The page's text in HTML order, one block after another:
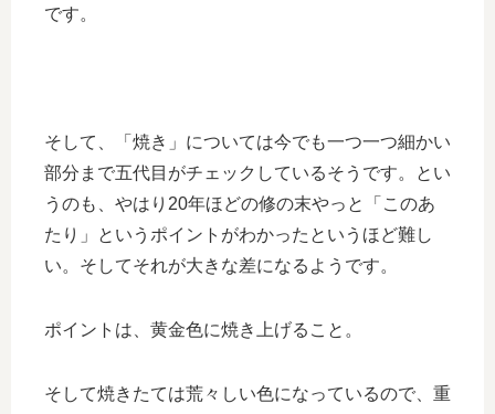
です。
そして、「焼き」については今でも一つ一つ細かい
部分まで五代目がチェックしているそうです。とい
うのも、やはり20年ほどの修の末やっと「このあ
たり」というポイントがわかったというほど難し
い。そしてそれが大きな差になるようです。
ポイントは、黄金色に焼き上げること。
そして焼きたては荒々しい色になっているので、重